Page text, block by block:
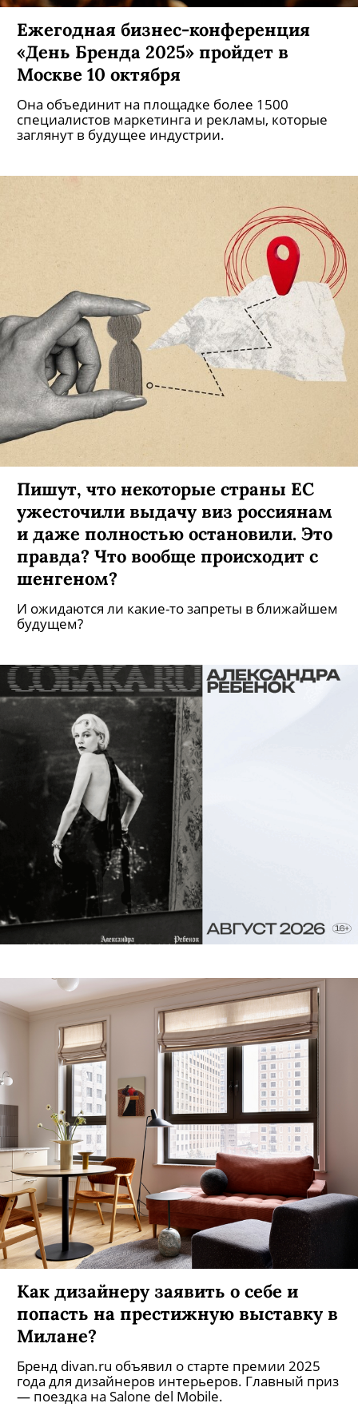
Ежегодная бизнес-конференция
«День Бренда 2025» пройдет в
Москве 10 октября
Она объединит на площадке более 1500
специалистов маркетинга и рекламы, которые
заглянут в будущее индустрии.
Пишут, что некоторые страны ЕС
ужесточили выдачу виз россиянам
и даже полностью остановили. Это
правда? Что вообще происходит с
шенгеном?
И ожидаются ли какие-то запреты в ближайшем
будущем?
Как дизайнеру заявить о себе и
попасть на престижную выставку в
Милане?
Бренд divan.ru объявил о старте премии 2025
года для дизайнеров интерьеров. Главный приз
— поездка на Salone del Mobile.